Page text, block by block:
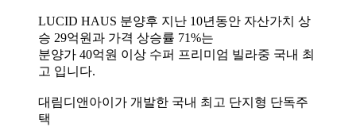
LUCID HAUS 분양후 지난 10년동안 자산가치 상
승 29억원과 가격 상승률 71%는
분양가 40억원 이상 수퍼 프리미엄 빌라중 국내 최
고 입니다.
대림디앤아이가 개발한 국내 최고 단지형 단독주
택